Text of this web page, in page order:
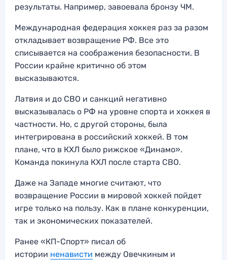
результаты. Например, завоевала бронзу ЧМ.
Международная федерация хоккея раз за разом
откладывает возвращение РФ. Все это
списывается на соображения безопасности. В
России крайне критично об этом
высказываются.
Латвия и до СВО и санкций негативно
высказывалась о РФ на уровне спорта и хоккея в
частности. Но, с другой стороны, была
интегрирована в российский хоккей. В том
плане, что в КХЛ было рижское «Динамо».
Команда покинула КХЛ после старта СВО.
Даже на Западе многие считают, что
возвращение России в мировой хоккей пойдет
игре только на пользу. Как в плане конкуренции,
так и экономических показателей.
Ранее «КП-Спорт» писал об
истории ненависти между Овечкиным и